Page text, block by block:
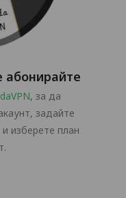
абонирайте
, за да
задайте
изберете план